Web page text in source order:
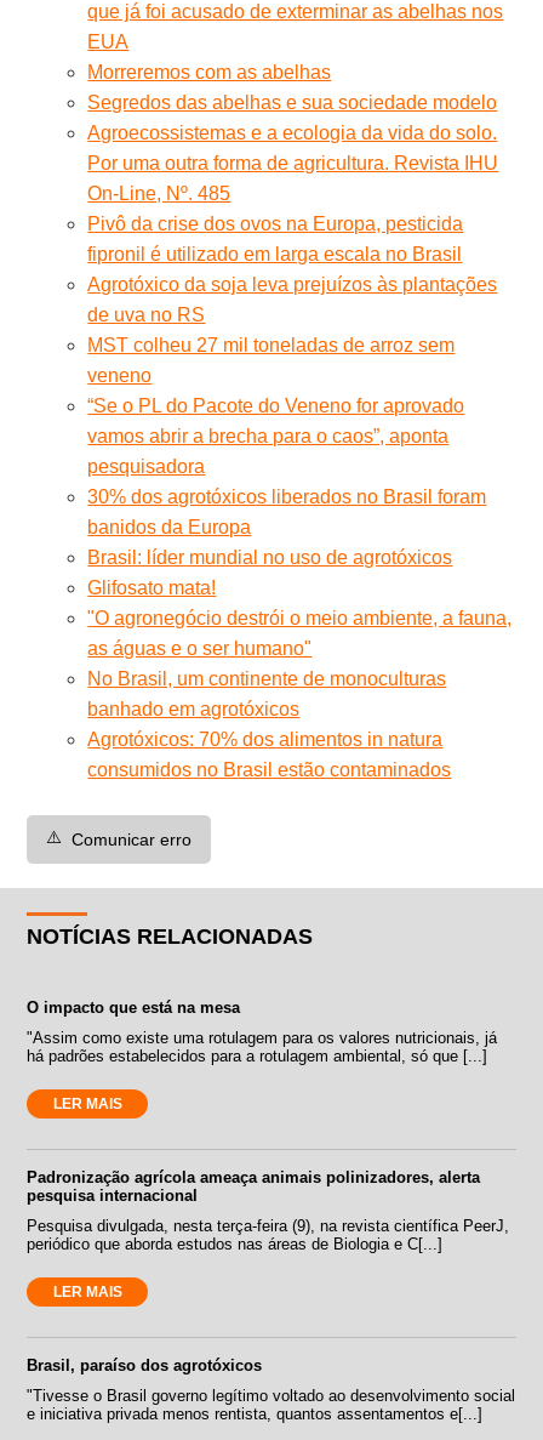
que já foi acusado de exterminar as abelhas nos
EUA
Morreremos com as abelhas
Segredos das abelhas e sua sociedade modelo
Agroecossistemas e a ecologia da vida do solo.
Por uma outra forma de agricultura. Revista IHU
On-Line, Nº. 485
Pivô da crise dos ovos na Europa, pesticida
fipronil é utilizado em larga escala no Brasil
Agrotóxico da soja leva prejuízos às plantações
de uva no RS
MST colheu 27 mil toneladas de arroz sem
veneno
“Se o PL do Pacote do Veneno for aprovado
vamos abrir a brecha para o caos”, aponta
pesquisadora
30% dos agrotóxicos liberados no Brasil foram
banidos da Europa
Brasil: líder mundial no uso de agrotóxicos
Glifosato mata!
"O agronegócio destrói o meio ambiente, a fauna,
as águas e o ser humano"
No Brasil, um continente de monoculturas
banhado em agrotóxicos
Agrotóxicos: 70% dos alimentos in natura
consumidos no Brasil estão contaminados
⚠️ Comunicar erro
NOTÍCIAS RELACIONADAS
O impacto que está na mesa
"Assim como existe uma rotulagem para os valores nutricionais, já
há padrões estabelecidos para a rotulagem ambiental, só que [...]
LER MAIS
Padronização agrícola ameaça animais polinizadores, alerta
pesquisa internacional
Pesquisa divulgada, nesta terça-feira (9), na revista científica PeerJ,
periódico que aborda estudos nas áreas de Biologia e C[...]
LER MAIS
Brasil, paraíso dos agrotóxicos
"Tivesse o Brasil governo legítimo voltado ao desenvolvimento social
e iniciativa privada menos rentista, quantos assentamentos e[...]